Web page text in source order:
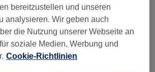
bereitzustellen und unseren
analysieren. Wir geben auch
die Nutzung unserer Webseite an
soziale Medien, Werbung und
Cookie-Richtlinien